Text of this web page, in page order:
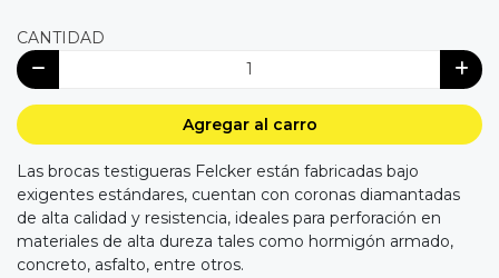
CANTIDAD
Agregar al carro
Las brocas testigueras Felcker están fabricadas bajo
exigentes estándares, cuentan con coronas diamantadas
de alta calidad y resistencia, ideales para perforación en
materiales de alta dureza tales como hormigón armado,
concreto, asfalto, entre otros.